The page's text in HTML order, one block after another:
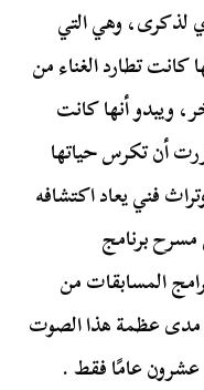
لذكرى، وهي التي
تطارد الغناء من
ويبدو أنها كانت
أن تكرس حياتها
فني يعاد اكتشافه
مسرح برنامج
المسابقات من
مدى عظمة هذا الصوت
عامًا فقط .